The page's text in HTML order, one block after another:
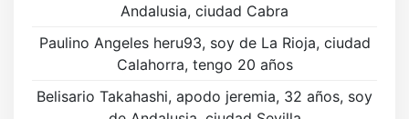
d
Andalusia, ciudad Cabra
Paulino Angeles heru93, soy de La Rioja, ciudad
Calahorra, tengo 20 años
Belisario Takahashi, apodo jeremia, 32 años, soy